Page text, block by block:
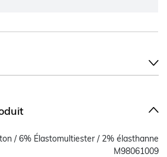
/ 6% Élastomultiester / 2% élasthanne
M98061009